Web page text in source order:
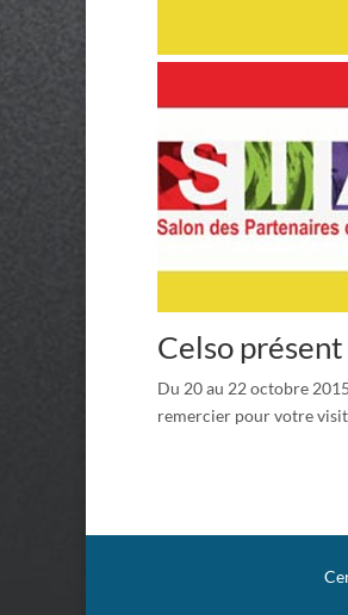
Celso
Du 20 au 22 octobre
remercier pour votre